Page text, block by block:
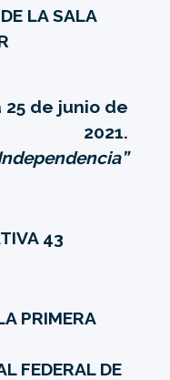
LA SALA
25 de junio de
2021.
43
PRIMERA
FEDERAL DE